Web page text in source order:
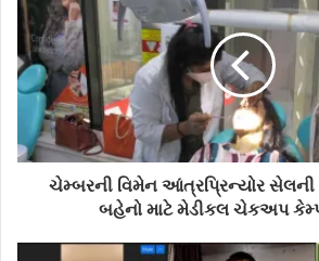
ચેમ્બરની વિમેન આંત્રપ્રિન્યોર
બહેનો માટે મેડીકલ ચેકઅપ